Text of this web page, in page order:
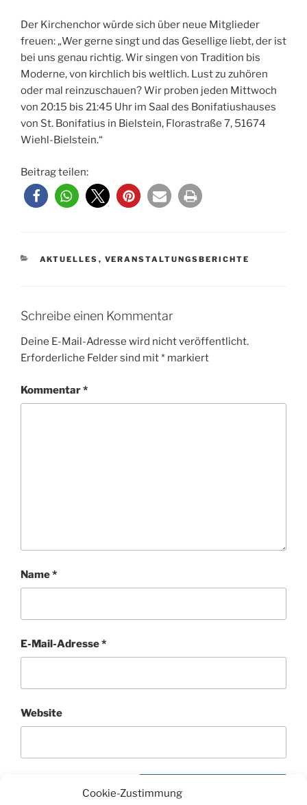
Cookie-Zustimmung
Der Kirchenchor würde sich über neue Mitglieder
freuen: „Wer gerne singt und das Gesellige liebt, der ist
bei uns genau richtig. Wir singen von Tradition bis
Moderne, von kirchlich bis weltlich. Lust zu zuhören
oder mal reinzuschauen? Wir proben jeden Mittwoch
von 20:15 bis 21:45 Uhr im Saal des Bonifatiushauses
von St. Bonifatius in Bielstein, Florastraße 7, 51674
Wiehl-Bielstein.“
Beitrag teilen:
KATEGORIEN
AKTUELLES , VERANSTALTUNGSBERICHTE
Schreibe einen Kommentar
Deine E-Mail-Adresse wird nicht veröffentlicht.
Erforderliche Felder sind mit* markiert
Kommentar*
Name*
E-Mail-Adresse*
Website